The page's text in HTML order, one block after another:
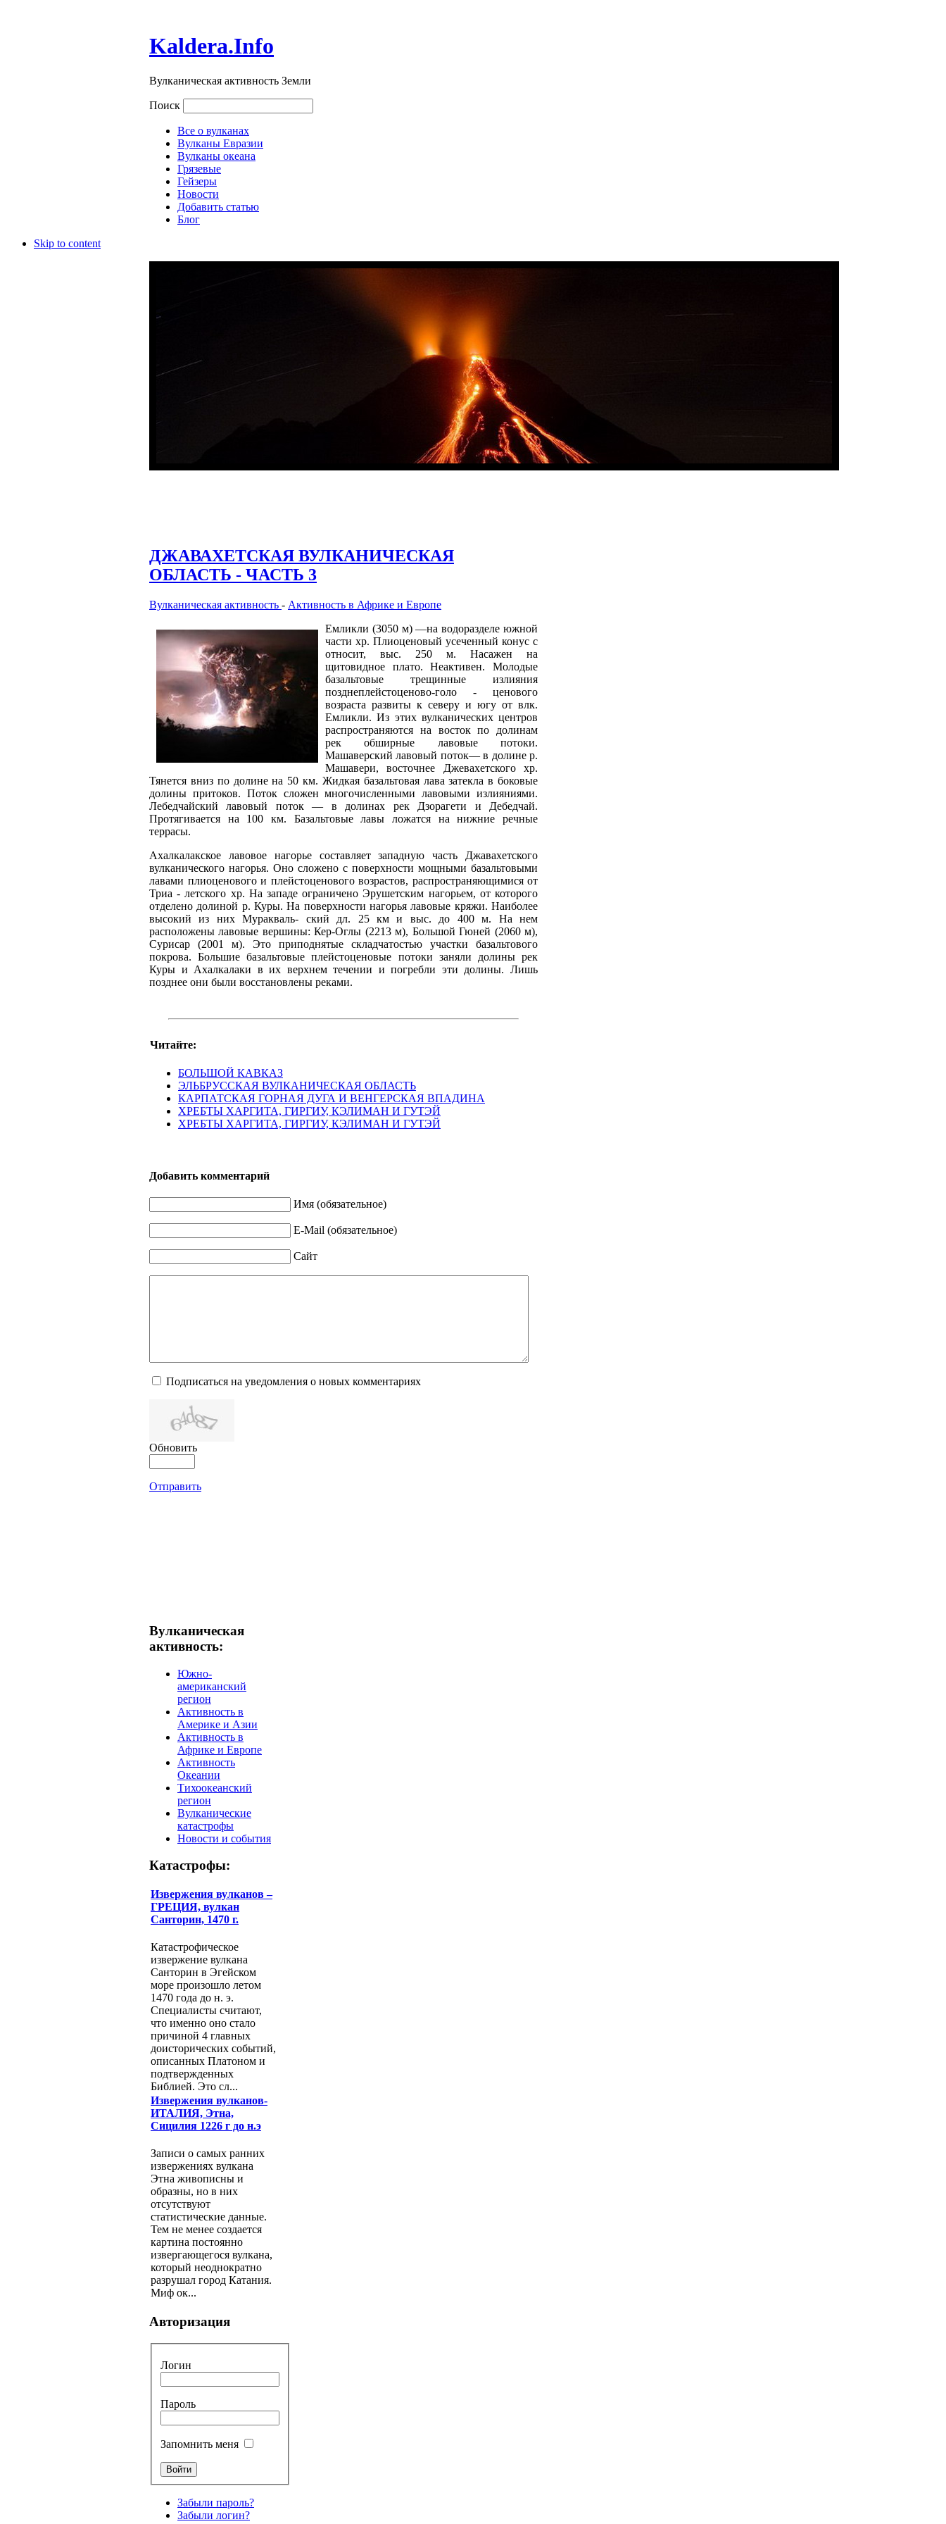
Kaldera.Info
Вулканическая активность Земли
Поиск
Все о вулканах
Вулканы Евразии
Вулканы океана
Грязевые
Гейзеры
Новости
Добавить статью
Блог
Skip to content
ДЖАВАХЕТСКАЯ ВУЛКАНИЧЕСКАЯ
ОБЛАСТЬ - ЧАСТЬ 3
Вулканическая активность - Активность в Африке и Европе
Емликли (3050 м) —на водоразделе южной
части хр. Плиоценовый усеченный конус с
относит, выс. 250 м. Насажен на
щитовидное плато. Неактивен. Молодые
базальтовые трещинные излияния
позднеплейстоценово-голо - ценового
возраста развиты к северу и югу от влк.
Емликли. Из этих вулканических центров
распространяются на восток по долинам
рек обширные лавовые потоки.
Машаверский лавовый поток— в долине р.
Машавери, восточнее Джевахетского хр.
Тянется вниз по долине на 50 км. Жидкая базальтовая лава затекла в боковые
долины притоков. Поток сложен многочисленными лавовыми излияниями.
Лебедчайский лавовый поток — в долинах рек Дзорагети и Дебедчай.
Протягивается на 100 км. Базальтовые лавы ложатся на нижние речные
террасы.
Ахалкалакское лавовое нагорье составляет западную часть Джавахетского
вулканического нагорья. Оно сложено с поверхности мощными базальтовыми
лавами плиоценового и плейстоценового возрастов, распространяющимися от
Триа - летского хр. На западе ограничено Эрушетским нагорьем, от которого
отделено долиной р. Куры. На поверхности нагорья лавовые кряжи. Наиболее
высокий из них Муракваль- ский дл. 25 км и выс. до 400 м. На нем
расположены лавовые вершины: Кер-Оглы (2213 м), Большой Гюней (2060 м),
Сурисар (2001 м). Это приподнятые складчатостью участки базальтового
покрова. Большие базальтовые плейстоценовые потоки заняли долины рек
Куры и Ахалкалаки в их верхнем течении и погребли эти долины. Лишь
позднее они были восстановлены реками.
Читайте:
БОЛЬШОЙ КАВКАЗ
ЭЛЬБРУССКАЯ ВУЛКАНИЧЕСКАЯ ОБЛАСТЬ
КАРПАТСКАЯ ГОРНАЯ ДУГА И ВЕНГЕРСКАЯ ВПАДИНА
ХРЕБТЫ ХАРГИТА, ГИРГИУ, КЭЛИМАН И ГУТЭЙ
ХРЕБТЫ ХАРГИТА, ГИРГИУ, КЭЛИМАН И ГУТЭЙ
Добавить комментарий
Имя (обязательное)
E-Mail (обязательное)
Сайт
Подписаться на уведомления о новых комментариях
Обновить
Отправить
Вулканическая
активность:
Южно-
американский
регион
Активность в
Америке и Азии
Активность в
Африке и Европе
Активность
Океании
Тихоокеанский
регион
Вулканические
катастрофы
Новости и события
Катастрофы:
Извержения вулканов –
ГРЕЦИЯ, вулкан
Санторин, 1470 г.
Катастрофическое
извержение вулкана
Санторин в Эгейском
море произошло летом
1470 года до н. э.
Специалисты считают,
что именно оно стало
причиной 4 главных
доисторических событий,
описанных Платоном и
подтвержденных
Библией. Это сл...
Извержения вулканов-
ИТАЛИЯ, Этна,
Сицилия 1226 г до н.э
Записи о самых ранних
извержениях вулкана
Этна живописны и
образны, но в них
отсутствуют
статистические данные.
Тем не менее создается
картина постоянно
извергающегося вулкана,
который неоднократно
разрушал город Катания.
Миф ок...
Авторизация
Логин
Пароль
Запомнить меня
Забыли пароль?
Забыли логин?